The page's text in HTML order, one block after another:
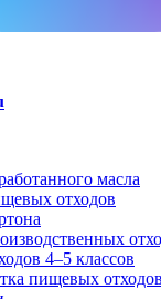
масла
отходов
4–5 классов
пищевых отходов